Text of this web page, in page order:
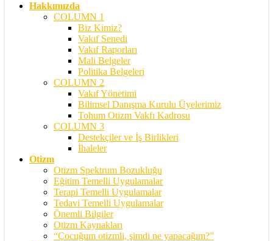
Hakkımızda
COLUMN 1
Biz Kimiz?
Vakıf Senedi
Vakıf Raporları
Mali Belgeler
Politika Belgeleri
COLUMN 2
Vakıf Yönetimi
Bilimsel Danışma Kurulu Üyelerimiz
Tohum Otizm Vakfı Kadrosu
COLUMN 3
Destekçiler ve İş Birlikleri
İhaleler
Otizm
Otizm Spektrum Bozukluğu
Eğitim Temelli Uygulamalar
Terapi Temelli Uygulamalar
Tedavi Temelli Uygulamalar
Önemli Bilgiler
Otizm Kaynakları
“Çocuğum otizmli, şimdi ne yapacağım?”